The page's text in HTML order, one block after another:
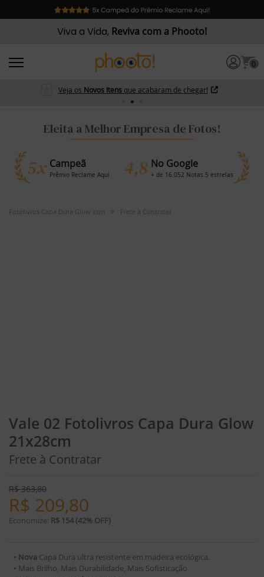
Viva a Vida, Reviva com a Phooto!
0
Veja os Novos Itens que acabaram de chegar!
Eleita a Melhor Empresa de Fotos!
5x Campeã
Prêmio Reclame Aqui 4,8 No Google
+ de 16.052 Notas 5 estrelas
Fotolivros Capa Dura Glow xcm Frete à Contratar
Vale 02 Fotolivros Capa Dura Glow
21x28cm
Frete à Contratar
R$363,80
R$ 209,80
Economize: R$ 154 (42% OFF)
• Nova Capa Dura ultra resistente em madeira ecológica.
• Mais Brilho, Mais Durabilidade, Mais Sofisticação